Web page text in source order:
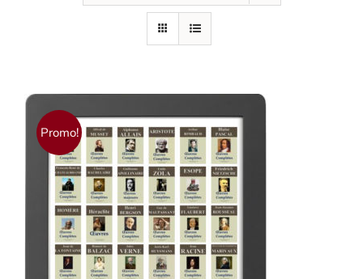
Promo!
AJOUTER AU PANIER / DÉTAILS